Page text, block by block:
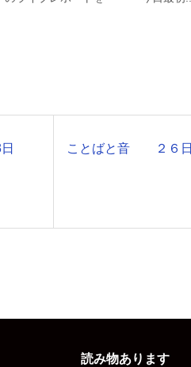
ことばと音 ２６日
読み物あります